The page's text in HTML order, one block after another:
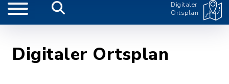
Digitaler
Ortsplan
Digitaler Ortsplan